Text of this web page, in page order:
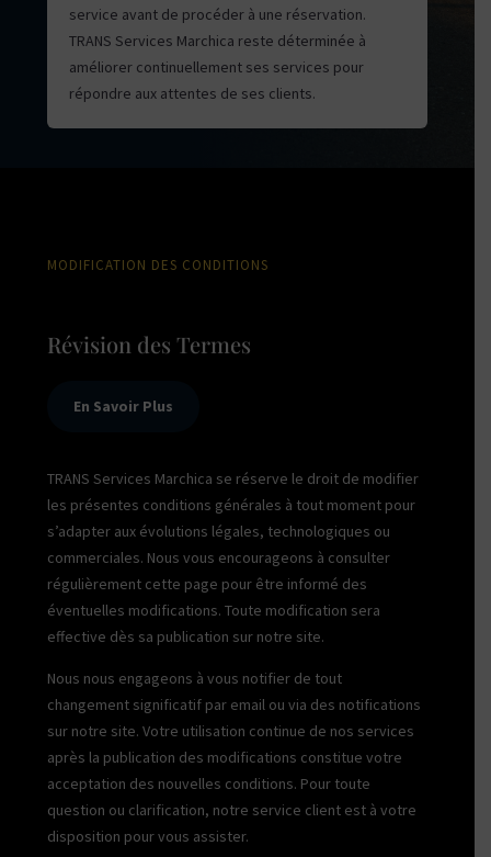
service avant de procéder à une réservation.
TRANS Services Marchica reste déterminée à
améliorer continuellement ses services pour
répondre aux attentes de ses clients.
MODIFICATION DES CONDITIONS
Révision des Termes
En Savoir Plus
TRANS Services Marchica se réserve le droit de modifier
les présentes conditions générales à tout moment pour
s’adapter aux évolutions légales, technologiques ou
commerciales. Nous vous encourageons à consulter
régulièrement cette page pour être informé des
éventuelles modifications. Toute modification sera
effective dès sa publication sur notre site.
Nous nous engageons à vous notifier de tout
changement significatif par email ou via des notifications
sur notre site. Votre utilisation continue de nos services
après la publication des modifications constitue votre
acceptation des nouvelles conditions. Pour toute
question ou clarification, notre service client est à votre
disposition pour vous assister.